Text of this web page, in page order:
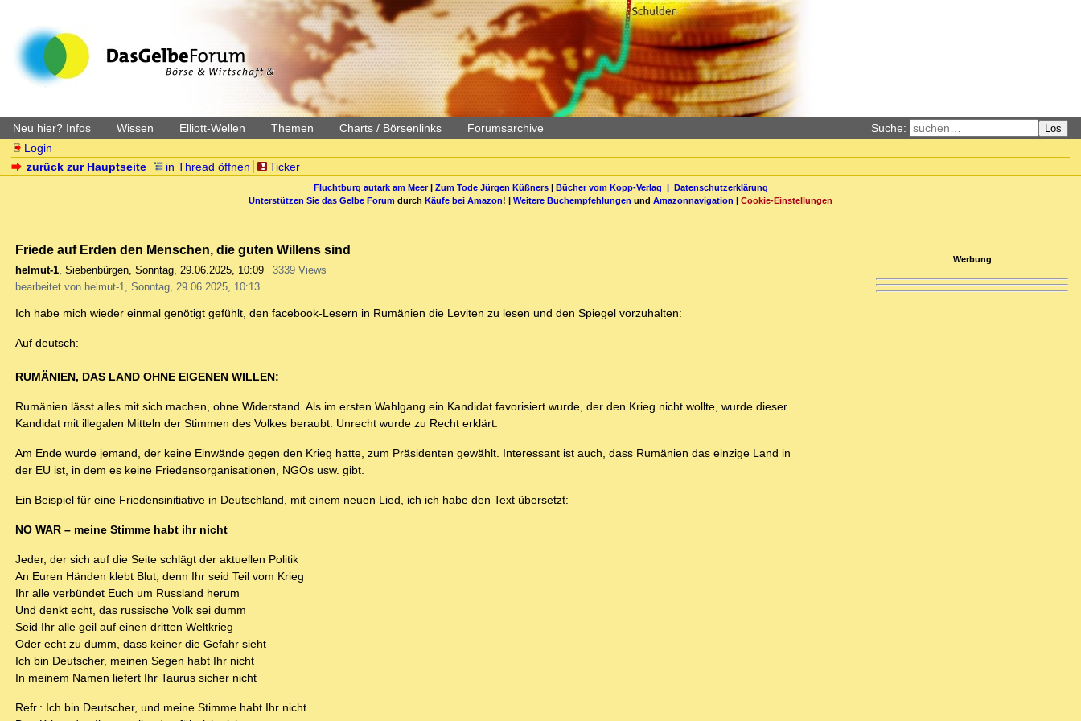
Neu hier? Infos Wissen Elliott-Wellen Themen Charts / Börsenlinks Forumsarchive Suche: Los
Login
zurück zur Hauptseite
in Thread öffnen Ticker
Fluchtburg autark am Meer| Zum Tode Jürgen Küßners| Bücher vom Kopp-Verlag | Datenschutzerklärung
Unterstützen Sie das Gelbe Forum durch Käufe bei Amazon! | Weitere Buchempfehlungen und Amazonnavigation | Cookie-Einstellungen
Friede auf Erden den Menschen, die guten Willens sind
helmut-1, Siebenbürgen, Sonntag, 29.06.2025, 10:09
3339 Views
bearbeitet von helmut-1, Sonntag, 29.06.2025, 10:13
Ich habe mich wieder einmal genötigt gefühlt, den facebook-Lesern in Rumänien die Leviten zu lesen und den Spiegel vorzuhalten:
Auf deutsch:
RUMÄNIEN, DAS LAND OHNE EIGENEN WILLEN:
Rumänien lässt alles mit sich machen, ohne Widerstand. Als im ersten Wahlgang ein Kandidat favorisiert wurde, der den Krieg nicht wollte, wurde dieser
Kandidat mit illegalen Mitteln der Stimmen des Volkes beraubt. Unrecht wurde zu Recht erklärt.
Am Ende wurde jemand, der keine Einwände gegen den Krieg hatte, zum Präsidenten gewählt. Interessant ist auch, dass Rumänien das einzige Land in
der EU ist, in dem es keine Friedensorganisationen, NGOs usw. gibt.
Ein Beispiel für eine Friedensinitiative in Deutschland, mit einem neuen Lied, ich ich habe den Text übersetzt:
NO WAR – meine Stimme habt ihr nicht
Jeder, der sich auf die Seite schlägt der aktuellen Politik
An Euren Händen klebt Blut, denn Ihr seid Teil vom Krieg
Ihr alle verbündet Euch um Russland herum
Und denkt echt, das russische Volk sei dumm
Seid Ihr alle geil auf einen dritten Weltkrieg
Oder echt zu dumm, dass keiner die Gefahr sieht
Ich bin Deutscher, meinen Segen habt Ihr nicht
In meinem Namen liefert Ihr Taurus sicher nicht
Refr.: Ich bin Deutscher, und meine Stimme habt Ihr nicht
Werbung